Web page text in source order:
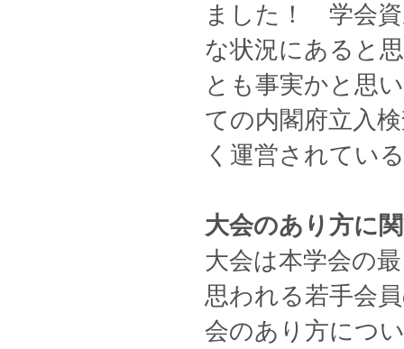
ました！ 学会資
な状況にあると
とも事実かと思
ての内閣府立入
く運営されてい
大会のあり方に
大会は本学会の
思われる若手会
会のあり方につ